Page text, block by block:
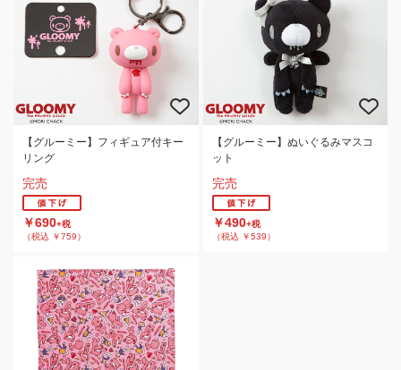
【グルーミー】フィギュア付キー
リング
完売
￥690+税
（税込 ￥759）
【グルーミー】ぬいぐるみマスコ
ット
完売
￥490+税
（税込 ￥539）